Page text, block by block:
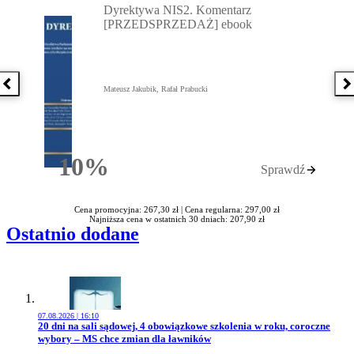
Poprzednia książka
10%Rabatu
Dyrektywa NIS2. Komentarz
[PRZEDSPRZEDAŻ] ebook
Mateusz Jakubik, Rafał Prabucki
Sprawdź
Cena promocyjna: 267,30 zł | Cena regularna: 297,00 zł
Najniższa cena w ostatnich 30 dniach: 207,90 zł
Ostatnio dodane
07.08.2026 | 16:10
Przejdź do artykułu:
20 dni na sali sądowej, 4 obowiązkowe szkolenia w roku, coroczne
wybory – MS chce zmian dla ławników